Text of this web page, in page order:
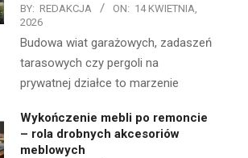
BY: REDAKCJA ON: 14 KWIETNIA,
2026
Budowa wiat garażowych, zadaszeń
tarasowych czy pergoli na
prywatnej działce to marzenie
Wykończenie mebli po remoncie
– rola drobnych akcesoriów
meblowych